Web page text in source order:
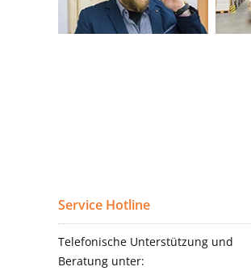
Service Hotline
Telefonische Unterstützung und
Beratung unter: